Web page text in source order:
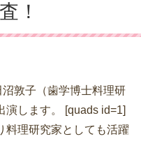
！
敦子（歯学博士料理研
演します。 [quads id=1]
理研究家としても活躍